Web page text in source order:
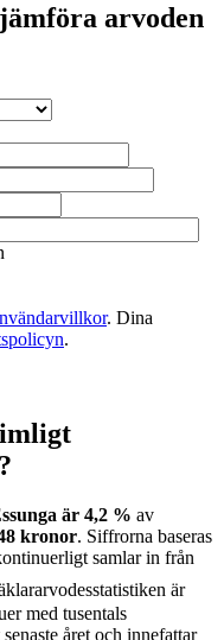
arvoden
. Dina
.
är 4,2 % av
kronor. Siffrorna baseras
samlar in från
är
med tusentals
året och innefattar